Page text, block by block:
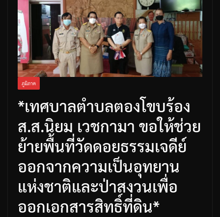
ภูมิภาค
*เทศบาลตำบลตองโขบร้อง
ส.ส.นิยม เวชกามา ขอให้ช่วย
ย้ายพื้นที่วัดดอยธรรมเจดีย์
ออกจากความเป็นอุทยาน
แห่งชาติและป่าสงวนเพื่อ
ออกเอกสารสิทธิ์ที่ดิน*